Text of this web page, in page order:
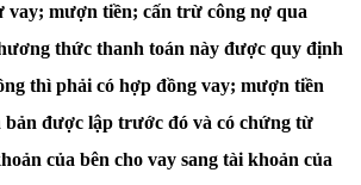
vay; mượn tiền; cấn trừ công nợ qua
thức thanh toán này được quy định
thì phải có hợp đồng vay; mượn tiền
được lập trước đó và có chứng từ
của bên cho vay sang tài khoản của